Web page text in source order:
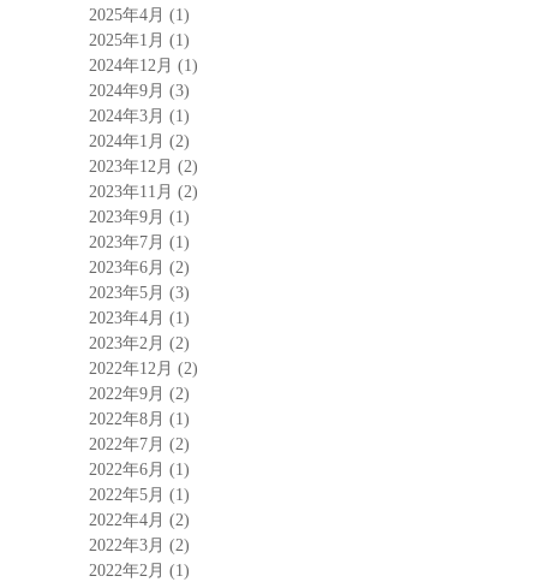
2025年4月 (1)
2025年1月 (1)
2024年12月 (1)
2024年9月 (3)
2024年3月 (1)
2024年1月 (2)
2023年12月 (2)
2023年11月 (2)
2023年9月 (1)
2023年7月 (1)
2023年6月 (2)
2023年5月 (3)
2023年4月 (1)
2023年2月 (2)
2022年12月 (2)
2022年9月 (2)
2022年8月 (1)
2022年7月 (2)
2022年6月 (1)
2022年5月 (1)
2022年4月 (2)
2022年3月 (2)
2022年2月 (1)